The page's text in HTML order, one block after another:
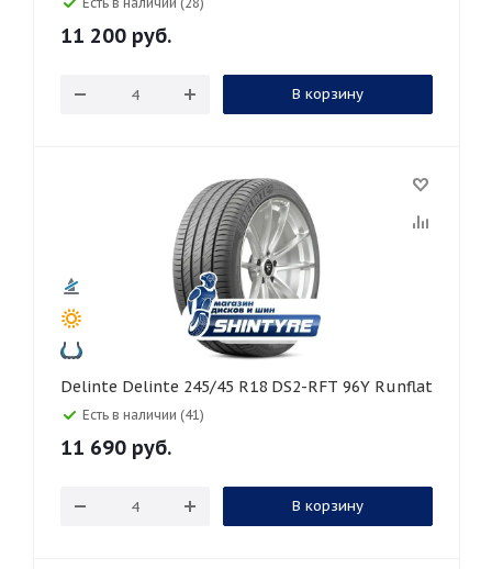
11 200 руб.
В корзину
Delinte Delinte 245/45 R18 DS2-RFT 96Y Runflat
Есть в наличии (41)
11 690 руб.
В корзину